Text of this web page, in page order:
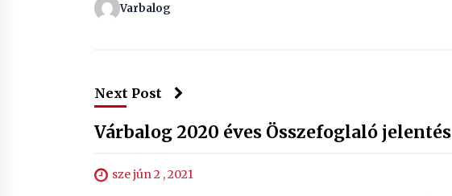
Varbalog
Next Post
Várbalog 2020 éves Összefoglaló jelentés
sze jún 2 , 2021